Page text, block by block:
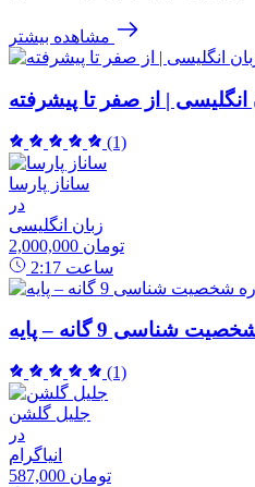
مشاهده بیشتر
| از صفر تا پیشرفته
(1)
ساناز پارسا
در
زبان انگلیسی
2,000,000 تومان
2:17 ساعت
شناسی 9 گانه – پایه
(1)
جلیل گلشن
در
انیاگرام
587,000 تومان